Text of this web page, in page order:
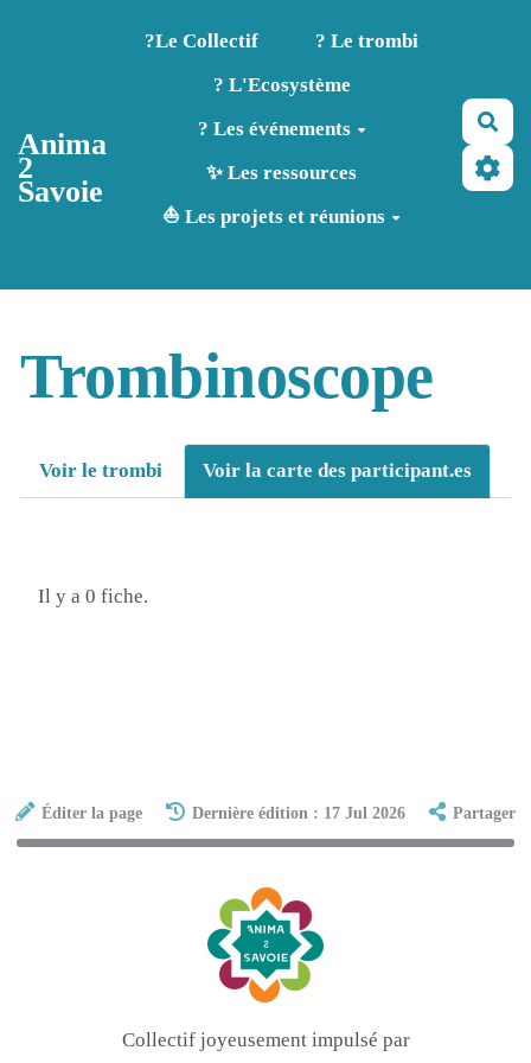
Aller au contenu principal
Anima
2
Savoie
?️Le Collectif
? Le trombi
? L'Ecosystème
? Les événements
✨ Les ressources
⛵ Les projets et réunions
Trombinoscope
Voir le trombi Voir la carte des participant.es
Il y a 0 fiche.
Éditer la page Dernière édition : 17 Jul 2026 Partager
Collectif joyeusement impulsé par